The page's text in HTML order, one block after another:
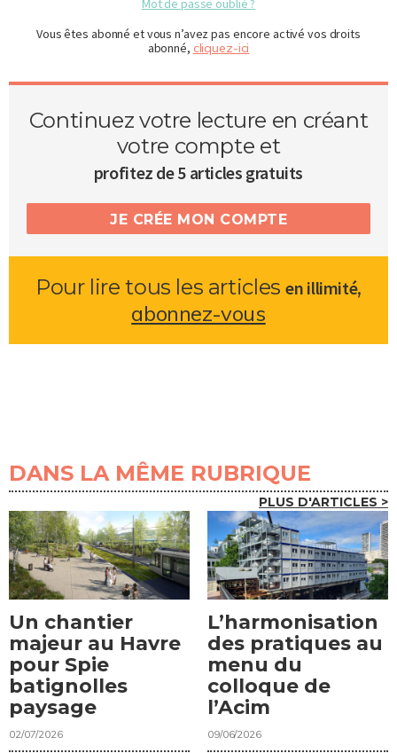
Mot de passe oublié ?
Vous êtes abonné et vous n’avez pas encore activé vos droits
abonné, cliquez-ici
Continuez votre lecture en créant
votre compte et
profitez de 5 articles gratuits
JE CRÉE MON COMPTE
Pour lire tous les articlesen illimité,
abonnez-vous
DANS LA MÊME RUBRIQUE
PLUS D'ARTICLES >
Un chantier
majeur au Havre
pour Spie
batignolles
paysage
02/07/2026
L’harmonisation
des pratiques au
menu du
colloque de
l’Acim
09/06/2026